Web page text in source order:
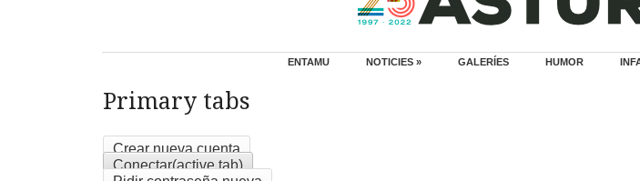
ENTAMU NOTICIES » GALERÍES HUMOR
Primary tabs
Crear nueva cuenta
Conectar(active tab)